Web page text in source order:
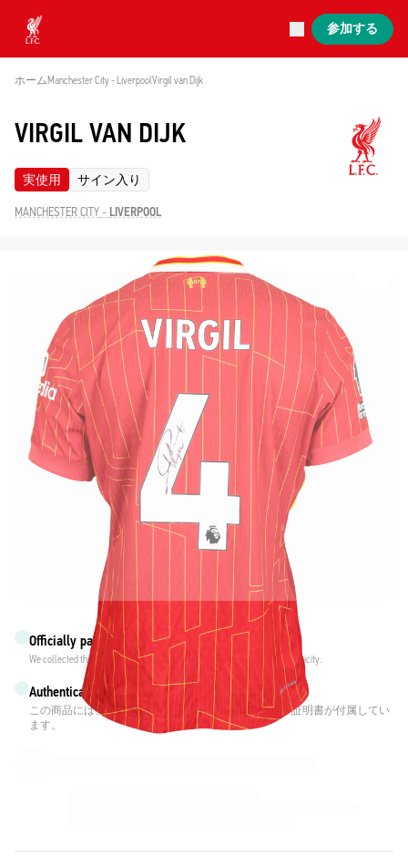
Now live
Liverpool
参加する
ホームManchester City - LiverpoolVirgil van Dijk
VIRGIL VAN DIJK
実使用 サイン入り
MANCHESTER CITY- LIVERPOOL
Officially partnered with Liverpool FC
We collected this product directly from Liverpool FC to ensure its authenticity.
Authenticated with Fabricks
この商品には、身元を保証し保護する個人用デジタル証明書が付属してい
ます。